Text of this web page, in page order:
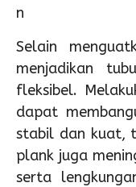
n
Selain
menjadikan
fleksibel.
dapat
stabil dan kuat,
plank juga
serta